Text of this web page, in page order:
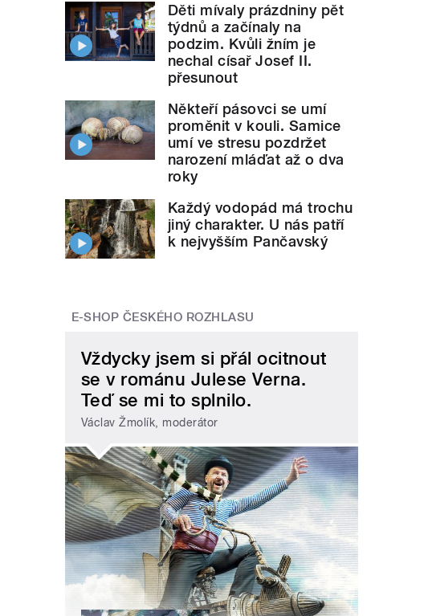
Děti mívaly prázdniny pět
týdnů a začínaly na
podzim. Kvůli žním je
nechal císař Josef II.
přesunout
Někteří pásovci se umí
proměnit v kouli. Samice
umí ve stresu pozdržet
narození mláďat až o dva
roky
Každý vodopád má trochu
jiný charakter. U nás patří
k nejvyšším Pančavský
E-SHOP ČESKÉHO ROZHLASU
Vždycky jsem si přál ocitnout
se v románu Julese Verna.
Teď se mi to splnilo.
Václav Žmolík, moderátor